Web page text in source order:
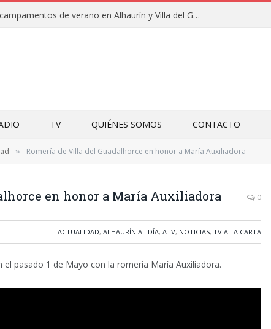
Clausuras de los campamentos de verano en Alhaurín y Villa del Guadalhorce 2026
TV QUIÉNES SOMOS CONTACTO
» Romería de Villa del Guadalhorce en honor a María Auxiliadora
en honor a María Auxiliadora 0
ACTUALIDAD, ALHAURÍN AL DÍA, ATV, NOTICIAS, TV A LA CARTA
el pasado 1 de Mayo con la romería María Auxiliadora.